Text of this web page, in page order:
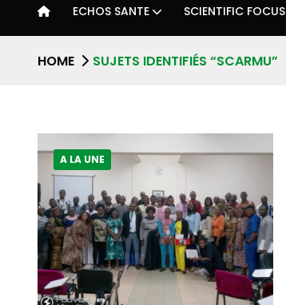
ECHOS SANTE SCIENTIFIC FOCUS
HOME SUJETS IDENTIFIÉS “SCARMU”
A LA UNE